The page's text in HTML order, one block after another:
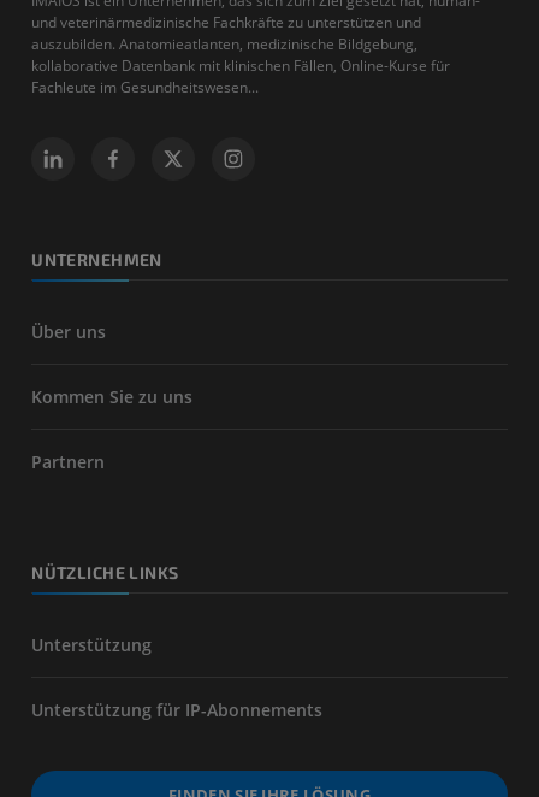
und veterinärmedizinische Fachkräfte zu unterstützen und
auszubilden. Anatomieatlanten, medizinische Bildgebung,
kollaborative Datenbank mit klinischen Fällen, Online-Kurse für
Fachleute im Gesundheitswesen...
UNTERNEHMEN
Über uns
Kommen Sie zu uns
Partnern
NÜTZLICHE LINKS
Unterstützung
Unterstützung für IP-Abonnements